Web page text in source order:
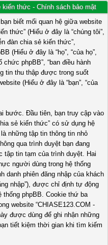
kiến thức - Chính sách bảo mật
biết mối quan hệ giữa website
thức” (Hiểu ở đây là “chúng tôi”,
đàn chia sẻ kiến thức”,
(Hiểu ở đây là “họ”, “của họ”,
chức phpBB”, “ban điều hành
tin thu thập được trong suốt
(Hiểu ở đây là “bạn”, “của
bước. Đầu tiên, bạn truy cập vào
sẻ kiến thức” có sử dụng hệ
những tập tin thông tin nhỏ
qua trình duyệt bạn đang
tin tạm của trình duyệt. Hai
người dùng trong hệ thống
danh phiên đăng nhập của khách
nhập”), được chỉ định tự động
thống phpBB. Cookie thứ ba
website “CHIASE123.COM -
được dùng để ghi nhận những
tiết kiệm thời gian khi tìm kiếm